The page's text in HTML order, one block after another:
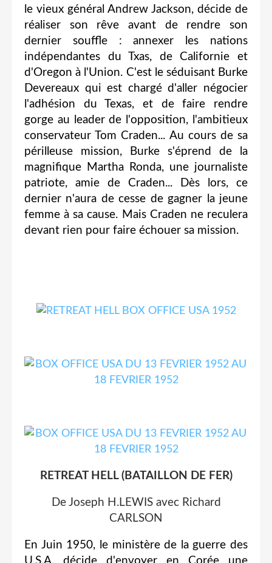
le vieux général Andrew Jackson, décide de
réaliser son rêve avant de rendre son
dernier souffle : annexer les nations
indépendantes du Txas, de Californie et
d'Oregon à l'Union. C'est le séduisant Burke
Devereaux qui est chargé d'aller négocier
l'adhésion du Texas, et de faire rendre
gorge au leader de l'opposition, l'ambitieux
conservateur Tom Craden... Au cours de sa
périlleuse mission, Burke s'éprend de la
magnifique Martha Ronda, une journaliste
patriote, amie de Craden... Dès lors, ce
dernier n'aura de cesse de gagner la jeune
femme à sa cause. Mais Craden ne reculera
devant rien pour faire échouer sa mission.
RETREAT HELL (BATAILLON DE FER)
De Joseph H.LEWIS avec Richard
CARLSON
En Juin 1950, le ministère de la guerre des